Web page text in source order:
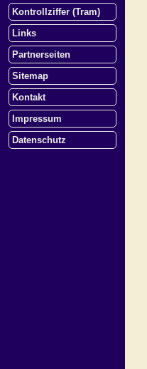
Kontrollziffer (Tram)
Links
Partnerseiten
Sitemap
Kontakt
Impressum
Datenschutz